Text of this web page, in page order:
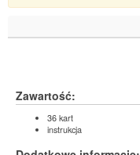
Zawartość:
36 kart
instrukcja